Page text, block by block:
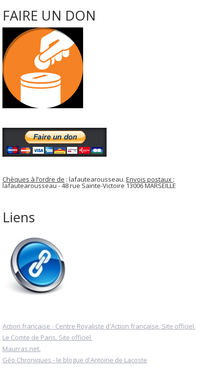
FAIRE UN DON
Chèques à l’ordre de : lafautearousseau. Envois postaux :
lafautearousseau - 48 rue Sainte-Victoire 13006 MARSEILLE
Liens
Action française - Centre Royaliste d'Action française. Site officiel.
Le Comte de Paris. Site officiel.
Maurras.net.
Géo Chroniques - le blogue d'Antoine de Lacoste